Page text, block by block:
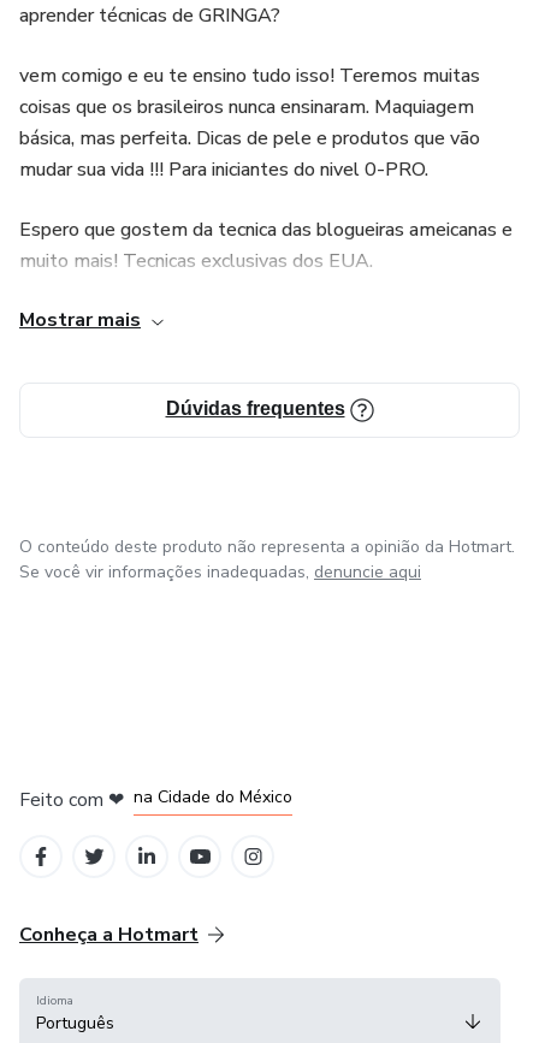
aprender técnicas de GRINGA?
vem comigo e eu te ensino tudo isso! Teremos muitas
coisas que os brasileiros nunca ensinaram. Maquiagem
básica, mas perfeita. Dicas de pele e produtos que vão
mudar sua vida !!! Para iniciantes do nivel 0-PRO.
Espero que gostem da tecnica das blogueiras ameicanas e
muito mais! Tecnicas exclusivas dos EUA.
Com certificado! Tude sera postado aos poucos e os
Mostrar mais
Dúvidas frequentes
O conteúdo deste produto não representa a opinião da Hotmart.
Se você vir informações inadequadas, denuncie aqui
Feito com ❤ na Cidade do México
Conheça a Hotmart
Idioma
Português